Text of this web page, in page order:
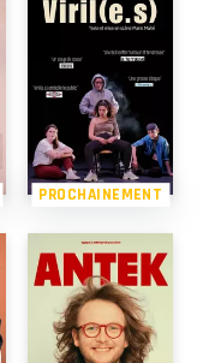
PROCHAINEMENT